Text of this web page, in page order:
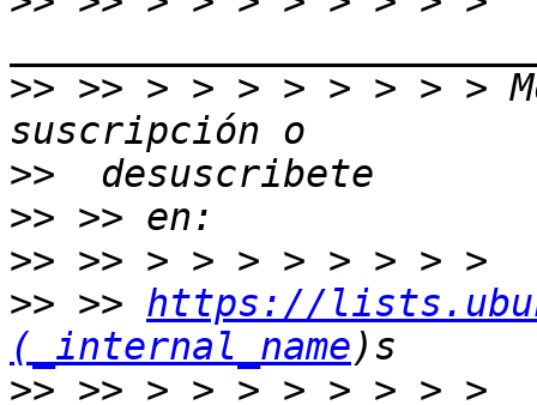
>> >> > > > > > > > >
>>
>>
>>
>> >> https://
(_internal_name
>>